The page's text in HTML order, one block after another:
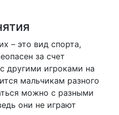
– это вид спорта,
за счет
другими игроками на
мальчикам разного
можно с разными
они не играют